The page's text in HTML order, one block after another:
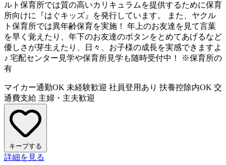
ルト保育所では質の高いカリキュラムを提供するために保育
所向けに『はぐキッズ』を発行しています。 また、ヤクル
ト保育所では異年齢保育を実施！ 年上のお友達を見て言葉
を早く覚えたり、年下のお友達のボタンをとめてあげるなど
優しさが芽生えたり、日々、お子様の成長を実感できますよ
♪ 宅配センター見学や保育所見学も随時受付中！ ※保育所の
有
マイカー通勤OK 未経験歓迎 社員登用あり 扶養控除内OK 交
通費支給 主婦・主夫歓迎
キープする
詳細を見る